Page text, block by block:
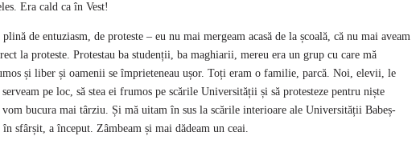
Era cald ca în Vest!
de entuziasm, de proteste – eu nu mai mergeam acasă de la școală, că nu mai aveam
la proteste. Protestau ba studenții, ba maghiarii, mereu era un grup cu care mă
și liber și oamenii se împrieteneau ușor. Toți eram o familie, parcă. Noi, elevii, le
pe loc, să stea ei frumos pe scările Universității și să protesteze pentru niște
bucura mai târziu. Și mă uitam în sus la scările interioare ale Universității Babeș-
sfârșit, a început. Zâmbeam și mai dădeam un ceai.